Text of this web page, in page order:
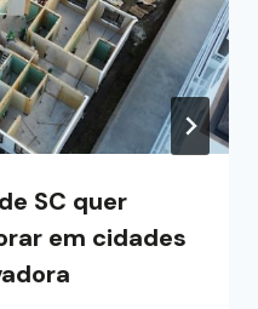
SC quer
em cidades